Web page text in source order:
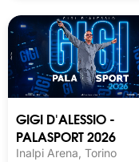
GIGI D'ALESSIO -
PALASPORT 2026
Inalpi Arena, Torino